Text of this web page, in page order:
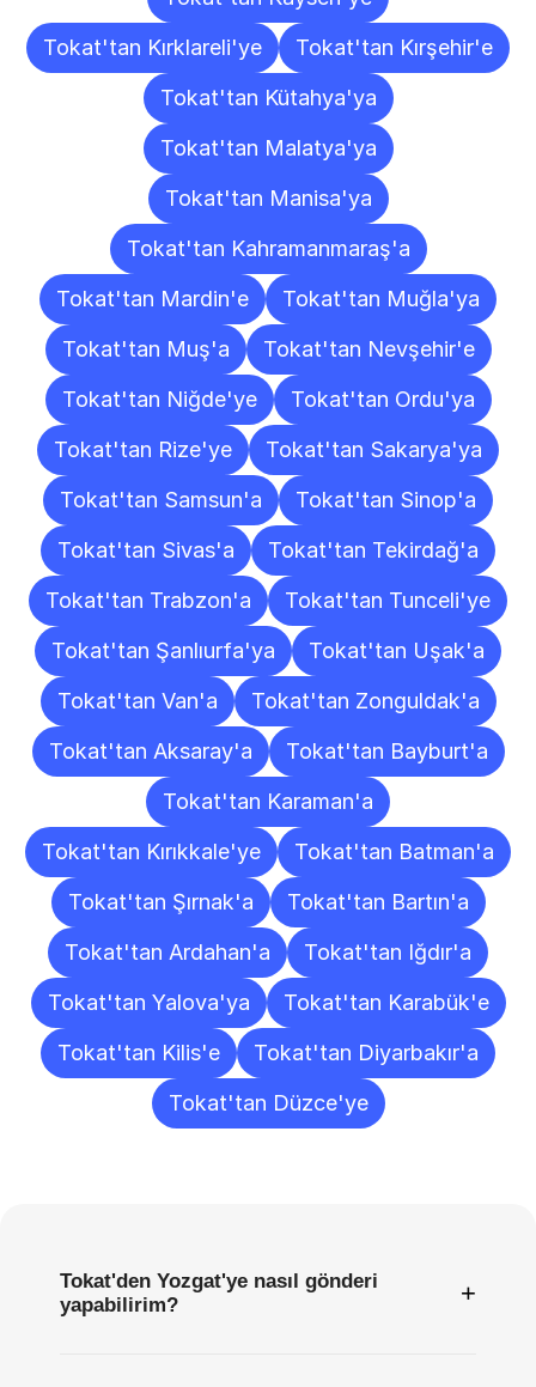
Tokat'tan Kırklareli'ye
Tokat'tan Kırşehir'e
Tokat'tan Kütahya'ya
Tokat'tan Malatya'ya
Tokat'tan Manisa'ya
Tokat'tan Kahramanmaraş'a
Tokat'tan Mardin'e
Tokat'tan Muğla'ya
Tokat'tan Muş'a
Tokat'tan Nevşehir'e
Tokat'tan Niğde'ye
Tokat'tan Ordu'ya
Tokat'tan Rize'ye
Tokat'tan Sakarya'ya
Tokat'tan Samsun'a
Tokat'tan Sinop'a
Tokat'tan Sivas'a
Tokat'tan Tekirdağ'a
Tokat'tan Trabzon'a
Tokat'tan Tunceli'ye
Tokat'tan Şanlıurfa'ya
Tokat'tan Uşak'a
Tokat'tan Van'a
Tokat'tan Zonguldak'a
Tokat'tan Aksaray'a
Tokat'tan Bayburt'a
Tokat'tan Karaman'a
Tokat'tan Kırıkkale'ye
Tokat'tan Batman'a
Tokat'tan Şırnak'a
Tokat'tan Bartın'a
Tokat'tan Ardahan'a
Tokat'tan Iğdır'a
Tokat'tan Yalova'ya
Tokat'tan Karabük'e
Tokat'tan Kilis'e
Tokat'tan Diyarbakır'a
Tokat'tan Düzce'ye
Tokat'den Yozgat'ye nasıl gönderi
yapabilirim?
+